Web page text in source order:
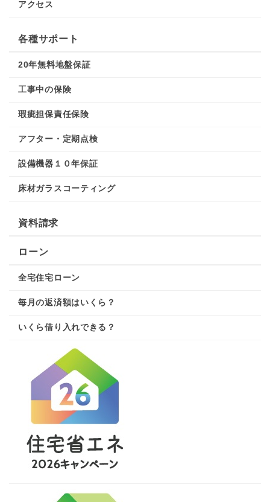
アクセス
各種サポート
20年無料地盤保証
工事中の保険
瑕疵担保責任保険
アフター・定期点検
設備機器１０年保証
床材ガラスコーティング
資料請求
ローン
全宅住宅ローン
毎月の返済額はいくら？
いくら借り入れできる？